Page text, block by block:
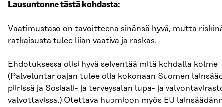
Lausuntonne tästä kohdasta:
Vaatimustaso on tavoitteena sinänsä hyvä, mutta
ratkaisusta tulee liian vaativa ja raskas.
Ehdotuksessa olisi hyvä selventää mitä kohdalla kolme
(Palveluntarjoajan tulee olla kokonaan Suomen
piirissä ja Sosiaali- ja terveysalan lupa- ja
valvottavissa.) Otettava huomioon myös EU